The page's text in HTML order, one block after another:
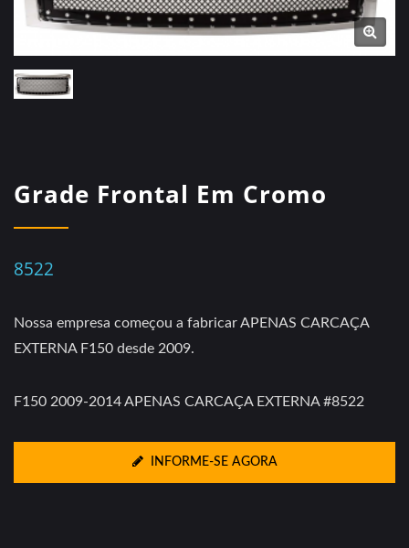
Grade Frontal Em Cromo
8522
Nossa empresa começou a fabricar APENAS CARCAÇA
EXTERNA F150 desde 2009.
F150 2009-2014 APENAS CARCAÇA EXTERNA #8522
INFORME-SE AGORA